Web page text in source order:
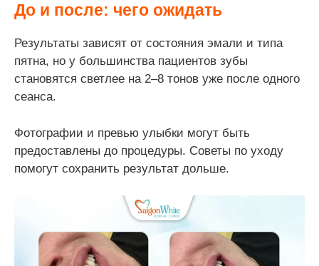
До и после: чего ожидать
Результаты зависят от состояния эмали и типа
пятна, но у большинства пациентов зубы
становятся светлее на 2–8 тонов уже после одного
сеанса.
Фотографии и превью улыбки могут быть
предоставлены до процедуры. Советы по уходу
помогут сохранить результат дольше.